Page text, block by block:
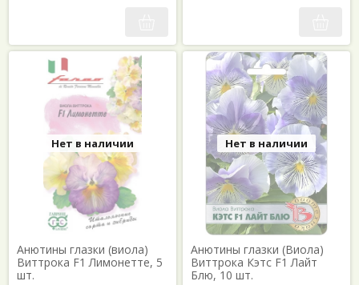
Нет в наличии
Анютины глазки (виола)
Виттрока F1 Лимонетте, 5
шт.
Нет в наличии
Анютины глазки (Виола)
Виттрока Кэтс F1 Лайт
Блю, 10 шт.